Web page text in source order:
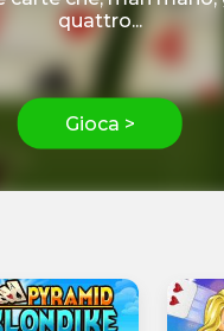
quattro...
Gioca >